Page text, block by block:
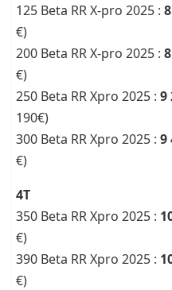
125 Beta RR X-pro 2025 :
€)
200 Beta RR X-pro 2025 :
€)
250 Beta RR Xpro 2025 : 9
190€)
300 Beta RR Xpro 2025 : 9
€)
4T
350 Beta RR Xpro 2025 :
€)
390 Beta RR Xpro 2025 :
€)